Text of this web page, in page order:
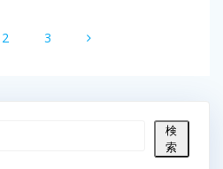
固
2
固
3
検
索